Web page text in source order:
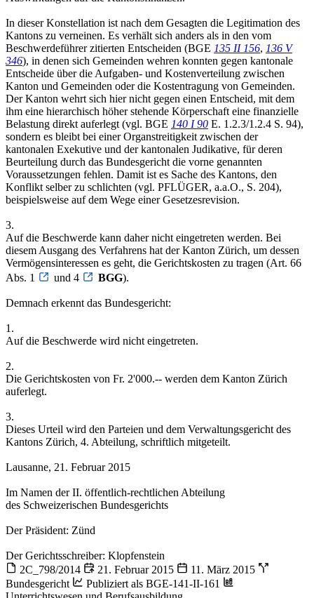
In dieser Konstellation ist nach dem Gesagten die Legitimation des
Kantons zu verneinen. Es verhält sich anders als in den vom
Beschwerdeführer zitierten Entscheiden (BGE 135 II 156, 136 V
346), in denen sich Gemeinden wehren konnten gegen kantonale
Entscheide über die Aufgaben- und Kostenverteilung zwischen
Kanton und Gemeinden oder die Kostentragung von Gemeinden.
Der Kanton wehrt sich hier nicht gegen einen Entscheid, mit dem
ihm eine hierarchisch höher stehende Körperschaft eine finanzielle
Belastung direkt auferlegt (vgl. BGE 140 I 90 E. 1.2.3/1.2.4 S. 94),
sondern es bleibt bei einer Organstreitigkeit zwischen der
kantonalen Exekutive und der kantonalen Judikative, für deren
Beurteilung durch das Bundesgericht die vorne genannten
Voraussetzungen fehlen. Damit ist es Sache des Kantons, den
Konflikt selber zu schlichten (vgl. PFLÜGER, a.a.O., S. 204),
beispielsweise auf dem Wege einer Gesetzesrevision.
3.
Auf die Beschwerde kann daher nicht eingetreten werden. Bei
diesem Ausgang des Verfahrens hat der Kanton Zürich, um dessen
Vermögensinteressen es geht, die Gerichtskosten zu tragen (Art. 66
Abs. 1
und 4 BGG).
Demnach erkennt das Bundesgericht:
1.
Auf die Beschwerde wird nicht eingetreten.
2.
Die Gerichtskosten von Fr. 2'000.-- werden dem Kanton Zürich
auferlegt.
3.
Dieses Urteil wird den Parteien und dem Verwaltungsgericht des
Kantons Zürich, 4. Abteilung, schriftlich mitgeteilt.
Lausanne, 21. Februar 2015
Im Namen der II. öffentlich-rechtlichen Abteilung
des Schweizerischen Bundesgerichts
Der Präsident: Zünd
Der Gerichtsschreiber: Klopfenstein
2C_798/2014
21. Februar 2015
11. März 2015
Bundesgericht
Publiziert als BGE-141-II-161